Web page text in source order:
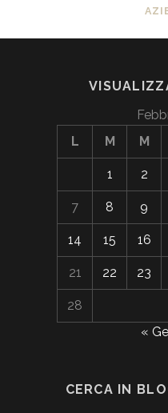
L
M M
1 2
7 8 9
14 15 16
21 22 23
28
«
CERCA IN